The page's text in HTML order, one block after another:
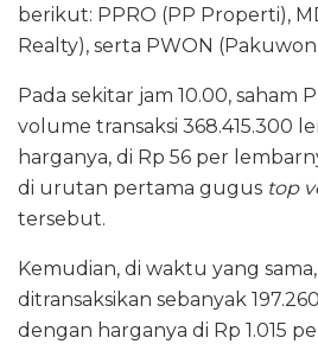
berikut: PPRO (PP Properti),
Realty), serta PWON (Pakuwon
Pada sekitar jam 10.00, saham
volume transaksi 368.415.300
harganya, di Rp 56 per
di urutan pertama gugus top
tersebut.
Kemudian, di waktu yang
ditransaksikan sebanyak
dengan harganya di Rp 1.015